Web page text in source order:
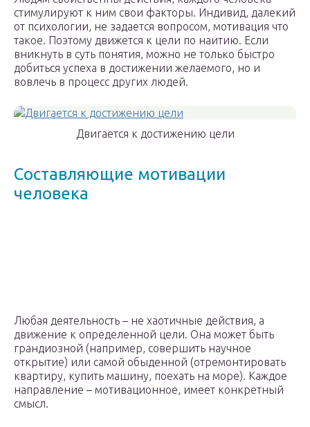
стимулируют к ним свои факторы. Индивид, далекий
от психологии, не задается вопросом, мотивация что
такое. Поэтому движется к цели по наитию. Если
вникнуть в суть понятия, можно не только быстро
добиться успеха в достижении желаемого, но и
вовлечь в процесс других людей.
Двигается к достижению цели
Составляющие мотивации
человека
Любая деятельность – не хаотичные действия, а
движение к определенной цели. Она может быть
грандиозной (например, совершить научное
открытие) или самой обыденной (отремонтировать
квартиру, купить машину, поехать на море). Каждое
направление – мотивационное, имеет конкретный
смысл.